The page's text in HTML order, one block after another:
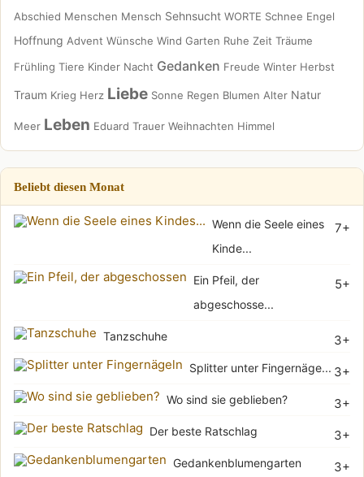
Abschied Menschen Mensch Sehnsucht WORTE Schnee Engel
Hoffnung Advent Wünsche Wind Garten Ruhe Zeit Träume
Frühling Tiere Kinder Nacht Gedanken Freude Winter Herbst
Traum Krieg Herz Liebe Sonne Regen Blumen Alter Natur
Meer Leben Eduard Trauer Weihnachten Himmel
Beliebt diesen Monat
7+
Wenn die Seele eines
Kinde...
5+
Ein Pfeil, der
abgeschosse...
3+
Tanzschuhe
3+
Splitter unter Fingernäge...
3+
Wo sind sie geblieben?
3+
Der beste Ratschlag
3+
Gedankenblumengarten